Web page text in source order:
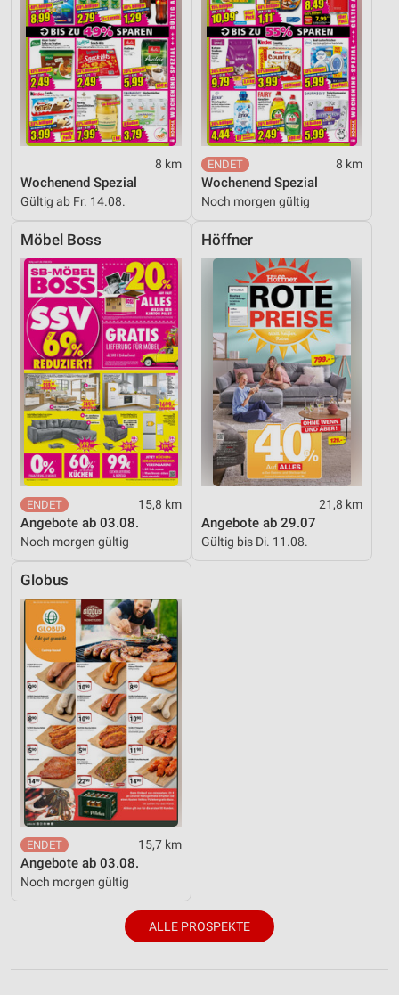
8 km
Wochenend Spezial
Gültig ab Fr. 14.08.
8 km
Wochenend Spezial
Noch morgen gültig
Möbel Boss
15,8 km
Angebote ab 03.08.
Noch morgen gültig
Höffner
21,8 km
Angebote ab 29.07
Gültig bis Di. 11.08.
Globus
15,7 km
Angebote ab 03.08.
Noch morgen gültig
ALLE PROSPEKTE